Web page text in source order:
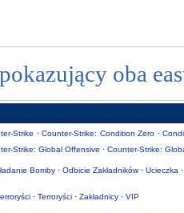
oba
Strike ·Counter-Strike: Condition Zero ·
Strike: Global Offensive · Counter-Strike:
Bomby · Odbicie Zakładników· Ucieczka
· Terroryści · Zakładnicy · VIP